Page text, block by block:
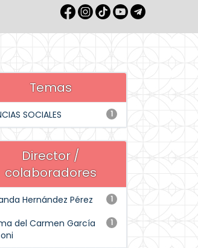
Temas
1
SOCIALES
Director /
colaboradores
1
Hernández Pérez
1
del Carmen García